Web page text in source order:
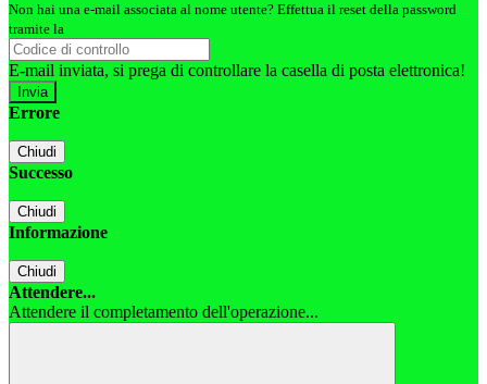
Non hai una e-mail associata al nome utente? Effettua il reset della password
tramite la
E-mail inviata, si prega di controllare la casella di posta elettronica!
Errore
Chiudi
Successo
Chiudi
Informazione
Chiudi
Attendere...
Attendere il completamento dell'operazione...